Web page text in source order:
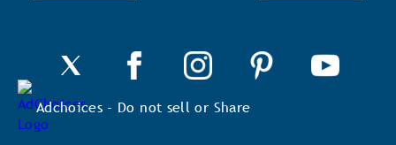
Adchoices - Do not sell or Share